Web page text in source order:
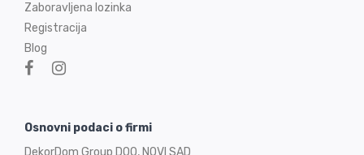
Zaboravljena lozinka
Registracija
Blog
Osnovni podaci o firmi
DekorDom Group DOO, NOVI SAD